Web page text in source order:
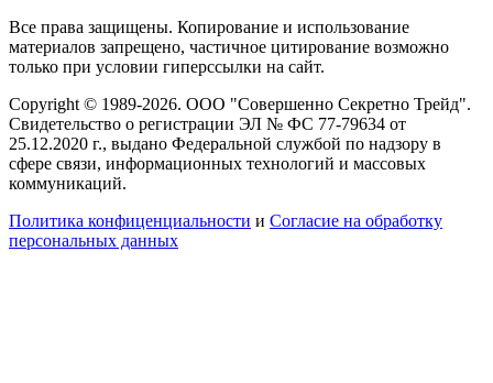
Все права защищены. Копирование и использование
материалов запрещено, частичное цитирование возможно
только при условии гиперссылки на сайт.
Copyright © 1989-2026. ООО "Совершенно Секретно Трейд".
Свидетельство о регистрации ЭЛ № ФС 77-79634 от
25.12.2020 г., выдано Федеральной службой по надзору в
сфере связи, информационных технологий и массовых
коммуникаций.
Политика конфиценциальности и Согласие на обработку
персональных данных